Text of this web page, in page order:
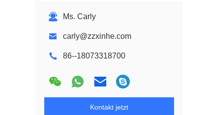
Ms. Carly
carly@zzxinhe.com
86--18073318700
Kontakt jetzt